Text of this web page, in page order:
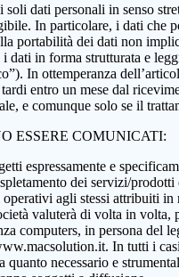
dati personali in senso
In particolare, i dati che
portabilità dei dati non
in forma strutturata e
In ottemperanza
entro un mese dal
e comunque solo se il
ESSERE COMUNICATI:
espressamente e
dei servizi/
agli stessi attribuiti
valuterà di volta in
computers, in persona
In tutti i
necessario e